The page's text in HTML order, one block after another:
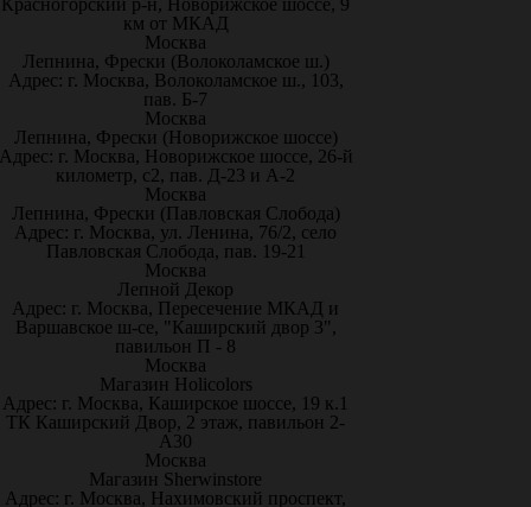
Красногорский р-н, Новорижское шоссе, 9
км от МКАД
Москва
Лепнина, Фрески (Волоколамское ш.)
Адрес: г. Москва, Волоколамское ш., 103,
пав. Б-7
Москва
Лепнина, Фрески (Новорижское шоссе)
г. Москва, Новорижское шоссе, 26-й
километр, с2, пав. Д-23 и А-2
Москва
Лепнина, Фрески (Павловская Слобода)
Адрес: г. Москва, ул. Ленина, 76/2, село
Павловская Слобода, пав. 19-21
Москва
Лепной Декор
Адрес: г. Москва, Пересечение МКАД и
Варшавское ш-се, "Каширский двор 3",
павильон П - 8
Москва
Магазин Holicolors
Адрес: г. Москва, Каширское шоссе, 19 к.1
ТК Каширский Двор, 2 этаж, павильон 2-
А30
Москва
Магазин Sherwinstore
Адрес: г. Москва, Нахимовский проспект,